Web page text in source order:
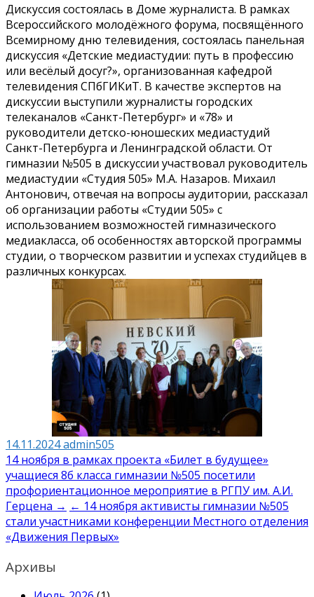
Дискуссия состоялась в Доме журналиста. В рамках
Всероссийского молодёжного форума, посвящённого
Всемирному дню телевидения, состоялась панельная
дискуссия «Детские медиастудии: путь в профессию
или весёлый досуг?», организованная кафедрой
телевидения СПбГИКиТ. В качестве экспертов на
дискуссии выступили журналисты городских
телеканалов «Санкт-Петербург» и «78» и
руководители детско-юношеских медиастудий
Санкт-Петербурга и Ленинградской области. От
гимназии №505 в дискуссии участвовал руководитель
медиастудии «Студия 505» М.А. Назаров. Михаил
Антонович, отвечая на вопросы аудитории, рассказал
об организации работы «Студии 505» с
использованием возможностей гимназического
медиакласса, об особенностях авторской программы
студии, о творческом развитии и успехах студийцев в
различных конкурсах.
14.11.2024admin505
Навигация
по
записям
14 ноября в рамках проекта «Билет в будущее»
учащиеся 8б класса гимназии №505 посетили
профориентационное мероприятие в РГПУ им. А.И.
Герцена → ← 14 ноября активисты гимназии №505
стали участниками конференции Местного отделения
«Движения Первых»
Архивы